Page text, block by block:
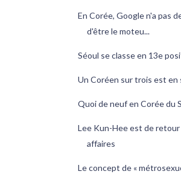
En Corée, Google n'a pas
d'être le moteu...
Séoul se classe en 13e
Un Coréen sur trois est en
Quoi de neuf en Corée du
Lee Kun-Hee est de retour
affaires
Le concept de «